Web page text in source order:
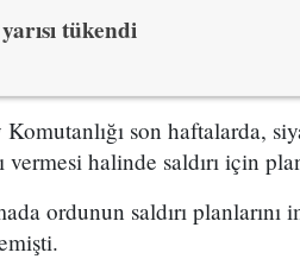
tükendi
son haftalarda,
halinde saldırı için
ordunun saldırı